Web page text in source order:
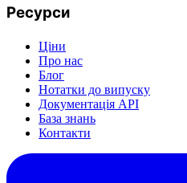
Ресурси
Ціни
Про нас
Блог
Нотатки до випуску
Документація API
База знань
Контакти